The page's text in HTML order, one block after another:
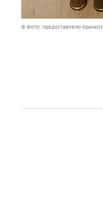
© Фото: предоставлено